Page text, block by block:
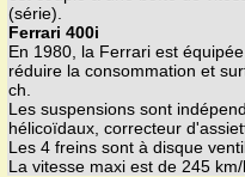
(série).
Ferrari 400i
En 1980, la Ferrari est
réduire la consommation et
ch.
Les suspensions sont
hélicoïdaux, correcteur
Les 4 freins sont à disque
La vitesse maxi est de 245 km/